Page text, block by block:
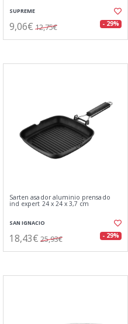
SUPREME
9,06€ 12,75€ - 29%
Sarten asador aluminio prensado
ind expert 24 x 24 x 3,7 cm
SAN IGNACIO
18,43€ 25,93€ - 29%